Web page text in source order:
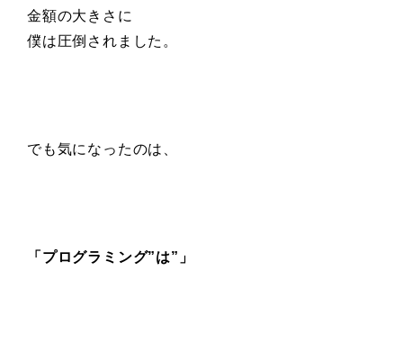
金額の大きさに
僕は圧倒されました。
でも気になったのは、
「プログラミング”は”」